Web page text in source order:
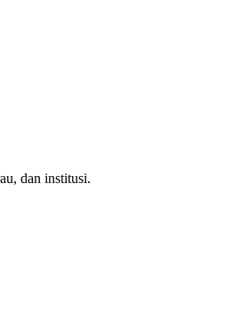
dan institusi.